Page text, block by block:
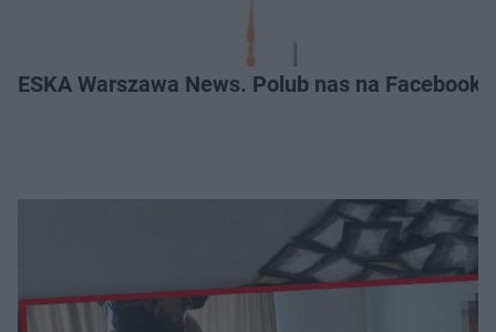
ESKA Warszawa News. Polub nas na